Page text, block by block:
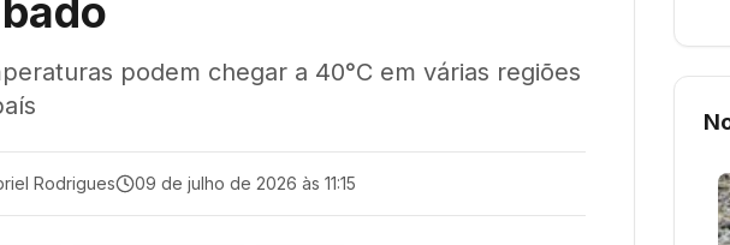
podem chegar a 40°C em várias regiões
Rodrigues 09 de julho de 2026 às 11:15